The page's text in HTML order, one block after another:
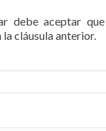
debe aceptar
cláusula anterior.